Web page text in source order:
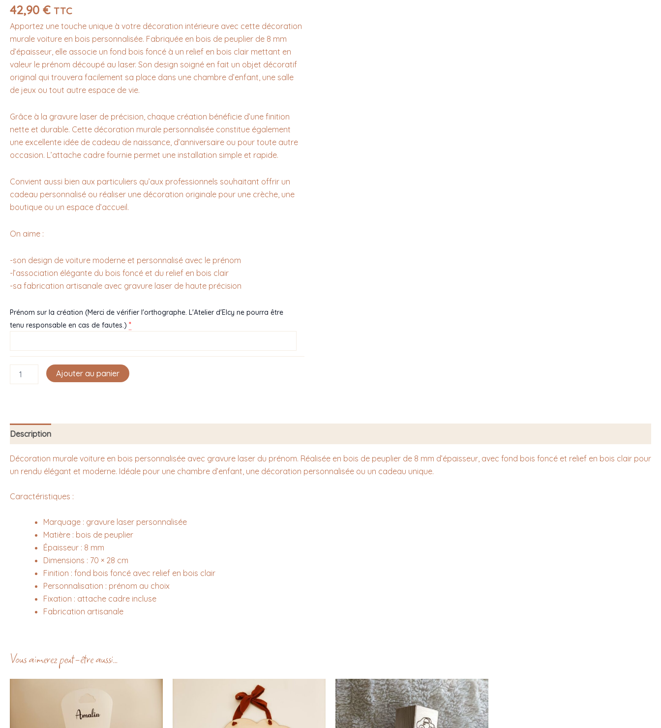
42,90 € TTC
Apportez une touche unique à votre décoration intérieure avec cette décoration
murale voiture en bois personnalisée. Fabriquée en bois de peuplier de 8 mm
d’épaisseur, elle associe un fond bois foncé à un relief en bois clair mettant en
valeur le prénom découpé au laser. Son design soigné en fait un objet décoratif
original qui trouvera facilement sa place dans une chambre d’enfant, une salle
de jeux ou tout autre espace de vie.
Grâce à la gravure laser de précision, chaque création bénéficie d’une finition
nette et durable. Cette décoration murale personnalisée constitue également
une excellente idée de cadeau de naissance, d’anniversaire ou pour toute autre
occasion. L’attache cadre fournie permet une installation simple et rapide.
Convient aussi bien aux particuliers qu’aux professionnels souhaitant offrir un
cadeau personnalisé ou réaliser une décoration originale pour une crèche, une
boutique ou un espace d’accueil.
On aime :
-son design de voiture moderne et personnalisé avec le prénom
-l’association élégante du bois foncé et du relief en bois clair
-sa fabrication artisanale avec gravure laser de haute précision
Prénom sur la création (Merci de vérifier l'orthographe. L'Atelier d'Elcy ne pourra être
tenu responsable en cas de fautes.) *
Ajouter au panier
Description
Décoration murale voiture en bois personnalisée avec gravure laser du prénom. Réalisée en bois de peuplier de 8 mm d’épaisseur, avec fond bois foncé et relief en bois clair pour
un rendu élégant et moderne. Idéale pour une chambre d’enfant, une décoration personnalisée ou un cadeau unique.
Caractéristiques :
Marquage : gravure laser personnalisée
Matière : bois de peuplier
Épaisseur : 8 mm
Dimensions : 70 × 28 cm
Finition : fond bois foncé avec relief en bois clair
Personnalisation : prénom au choix
Fixation : attache cadre incluse
Fabrication artisanale
Vous aimerez peut-être aussi…